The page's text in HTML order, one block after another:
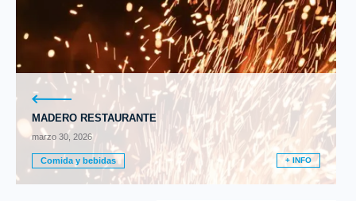
MADERO RESTAURANTE
marzo 30, 2026
Comida y bebidas + INFO